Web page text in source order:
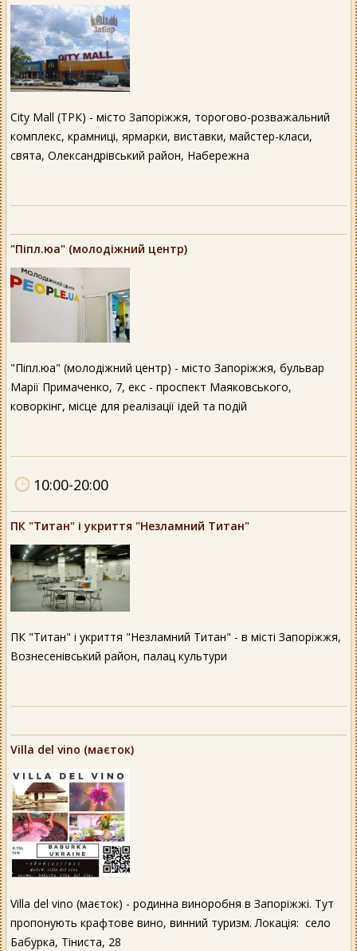
City Mall (ТРК) - місто Запоріжжя, торогово-розважальний
комплекс, крамниці, ярмарки, виставки, майстер-класи,
свята, Олександрівський район, Набережна
"Піпл.юа" (молодіжний центр)
"Піпл.юа" (молодіжний центр) - місто Запоріжжя, бульвар
Марії Примаченко, 7, екс - проспект Маяковського,
коворкінг, місце для реалізації ідей та подій
10:00-20:00
ПК "Титан" і укриття "Незламний Титан"
ПК "Титан" і укриття "Незламний Титан" - в місті Запоріжжя,
Вознесенівський район, палац культури
Villa del vino (маєток)
Villa del vino (маєток) - родинна виноробня в Запоріжжі. Тут
пропонують крафтове вино, винний туризм. Локація: село
Бабурка, Тіниста, 28